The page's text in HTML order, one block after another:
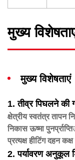
मुख्य
मुख्य विशेषताएं
1. तीव्र पिघलने की
क्षेत्रीय स्वतंत्र तापन
निकास ऊष्मा पुनर्प्राप्ति
प्रत्यक्ष हीटिंग दहन कक्ष
2. पर्यावरण अनुकूल